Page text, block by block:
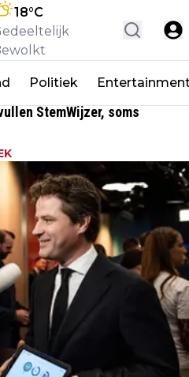
18°C
Politiek
StemWijzer, soms